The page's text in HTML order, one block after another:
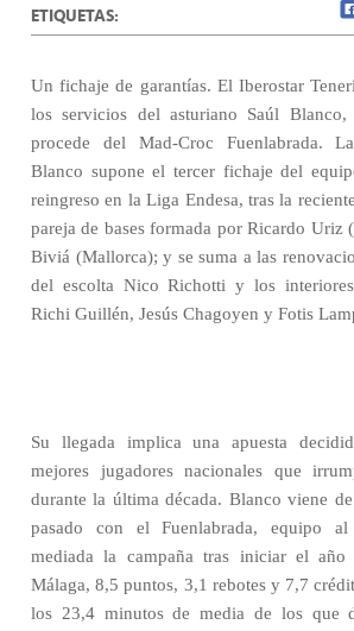
ETIQUETAS:
Un fichaje de garantías. El Iberostar
los servicios del asturiano Saúl
procede del Mad-Croc Fuenlabrada.
Blanco supone el tercer fichaje del
reingreso en la Liga Endesa, tras la
pareja de bases formada por Ricardo Uriz
Biviá (Mallorca); y se suma a las
del escolta Nico Richotti y los
Richi Guillén, Jesús Chagoyen y Fotis
Su llegada implica una apuesta
mejores jugadores nacionales que
durante la última década. Blanco viene
pasado con el Fuenlabrada, equipo
mediada la campaña tras iniciar el
Málaga, 8,5 puntos, 3,1 rebotes y 7,7
los 23,4 minutos de media de los que